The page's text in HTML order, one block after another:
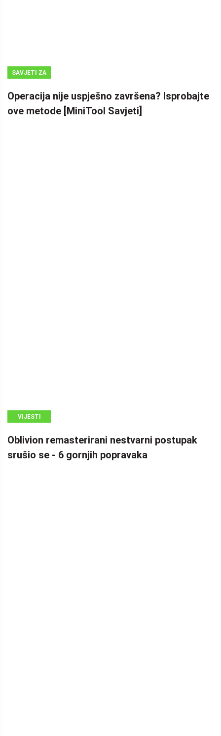
SAVJETI ZA
SIGURNOSNIH
KOPIJA
Operacija nije uspješno završena? Isprobajte
ove metode [MiniTool Savjeti]
VIJESTI
Oblivion remasterirani nestvarni postupak
srušio se - 6 gornjih popravaka